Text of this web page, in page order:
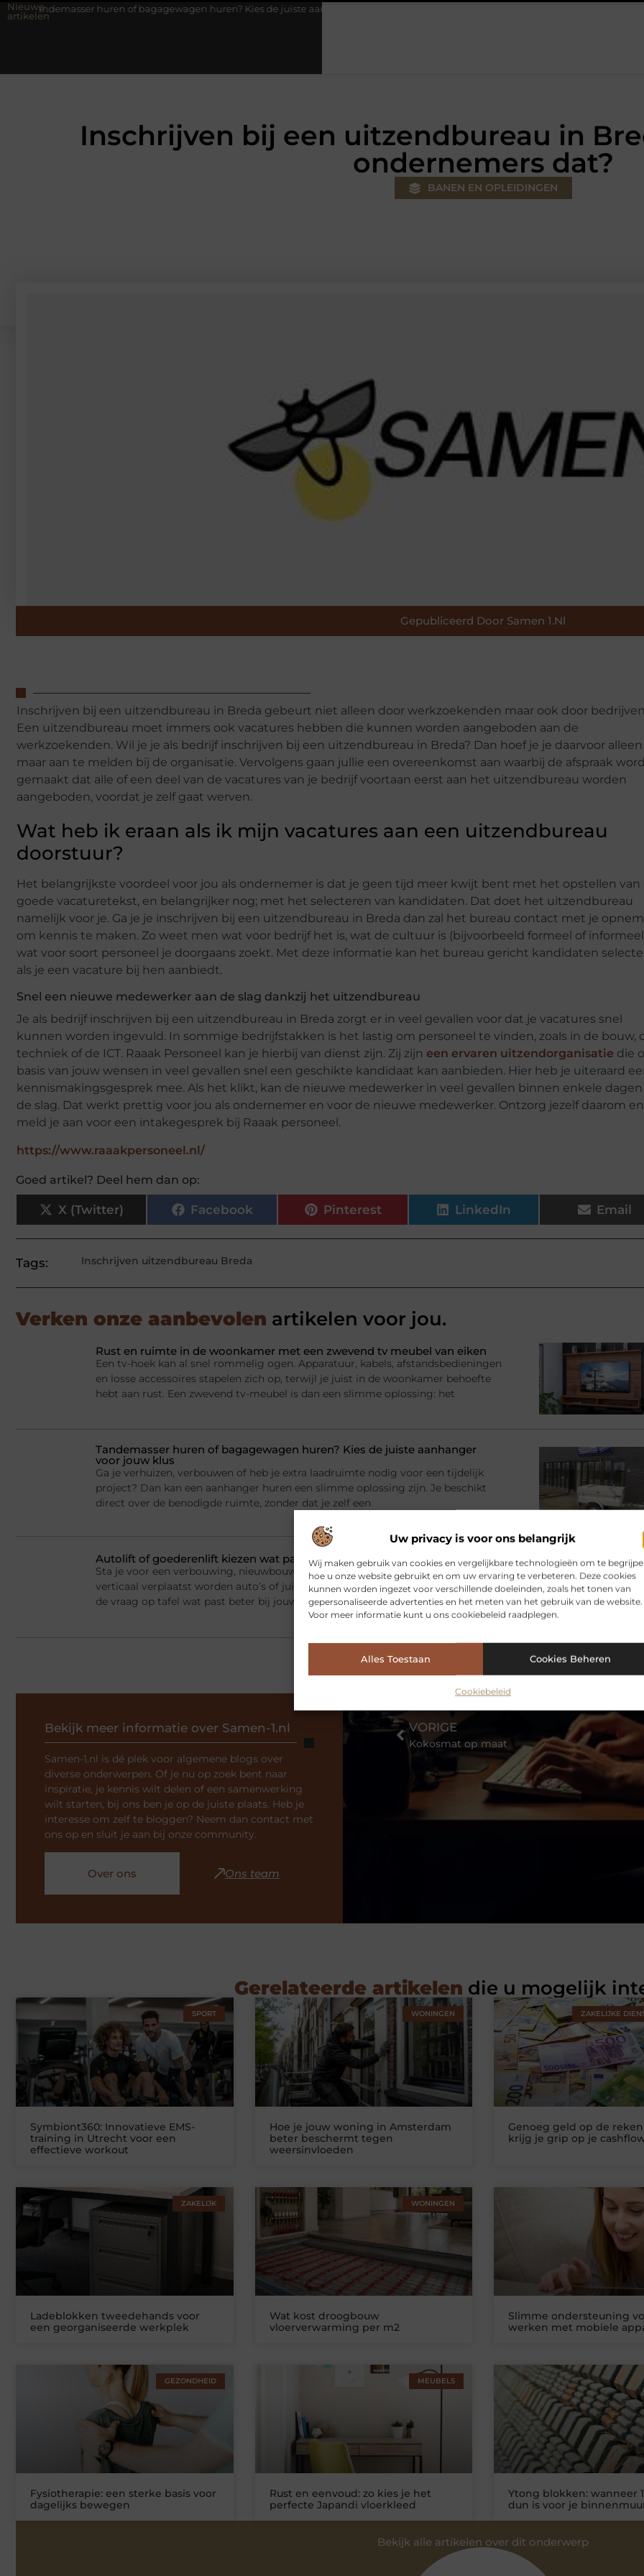
Uw privacy is voor ons belangrijk
Wij maken gebruik van cookies en vergelijkbare technologieën om te
hoe u onze website gebruikt en om uw ervaring te verbeteren. Deze cookies
kunnen worden ingezet voor verschillende doeleinden, zoals het tonen van
gepersonaliseerde advertenties en het meten van het gebruik van de website.
Voor meer informatie kunt u ons cookiebeleid raadplegen.
Alles Toestaan Cookies Beheren
Cookiebeleid
Nieuwe
artikelen
huren of bagagewagen huren? Kies de juiste aanhanger voor jouw klus
Inschrijven bij een uitzendbureau in
ondernemers dat?
BANEN EN OPLEIDINGEN
Gepubliceerd Door Samen 1.nl
Inschrijven bij een uitzendbureau in Breda gebeurt niet alleen door werkzoekenden maar ook door
Een uitzendbureau moet immers ook vacatures hebben die kunnen worden aangeboden aan de
werkzoekenden. Wil je je als bedrijf inschrijven bij een uitzendbureau in Breda? Dan hoef je je daarvoor alleen
maar aan te melden bij de organisatie. Vervolgens gaan jullie een overeenkomst aan waarbij de afspraak
gemaakt dat alle of een deel van de vacatures van je bedrijf voortaan eerst aan het uitzendbureau worden
aangeboden, voordat je zelf gaat werven.
Wat heb ik eraan als ik mijn vacatures aan een uitzendbureau
doorstuur?
Het belangrijkste voordeel voor jou als ondernemer is dat je geen tijd meer kwijt bent met het opstellen van
goede vacaturetekst, en belangrijker nog; met het selecteren van kandidaten. Dat doet het uitzendbureau
namelijk voor je. Ga je je inschrijven bij een uitzendbureau in Breda dan zal het bureau contact met je
om kennis te maken. Zo weet men wat voor bedrijf het is, wat de cultuur is (bijvoorbeeld formeel of
wat voor soort personeel je doorgaans zoekt. Met deze informatie kan het bureau gericht kandidaten
als je een vacature bij hen aanbiedt.
Snel een nieuwe medewerker aan de slag dankzij het uitzendbureau
Je als bedrijf inschrijven bij een uitzendbureau in Breda zorgt er in veel gevallen voor dat je vacatures snel
kunnen worden ingevuld. In sommige bedrijfstakken is het lastig om personeel te vinden, zoals in de bouw,
techniek of de ICT. Raaak Personeel kan je hierbij van dienst zijn. Zij zijn een ervaren uitzendorganisatie die
basis van jouw wensen in veel gevallen snel een geschikte kandidaat kan aanbieden. Hier heb je uiteraard
kennismakingsgesprek mee. Als het klikt, kan de nieuwe medewerker in veel gevallen binnen enkele dagen
de slag. Dat werkt prettig voor jou als ondernemer en voor de nieuwe medewerker. Ontzorg jezelf daarom en
meld je aan voor een intakegesprek bij Raaak personeel.
https://www.raaakpersoneel.nl/
Goed artikel? Deel hem dan op:
X (Twitter) Facebook Pinterest LinkedIn Email
Tags: Inschrijven uitzendbureau Breda
Verken onze aanbevolen artikelen voor jou.
Rust en ruimte in de woonkamer met een zwevend tv meubel van eiken
Een tv-hoek kan al snel rommelig ogen. Apparatuur, kabels, afstandsbedieningen
en losse accessoires stapelen zich op, terwijl je juist in de woonkamer behoefte
hebt aan rust. Een zwevend tv-meubel is dan een slimme oplossing: het
Tandemasser huren of bagagewagen huren? Kies de juiste aanhanger
voor jouw klus
Ga je verhuizen, verbouwen of heb je extra laadruimte nodig voor een tijdelijk
project? Dan kan een aanhanger huren een slimme oplossing zijn. Je beschikt
direct over de benodigde ruimte, zonder dat je zelf een
Autolift of goederenlift kiezen wat past bij jouw gebouw en gebruik
Sta je voor een verbouwing, nieuwbouw of herinrichting en moet er iets
verticaal verplaatst worden auto’s of juist vracht en materialen Dan komt al snel
de vraag op tafel wat past beter bij jouw situatie
Bekijk meer informatie over Samen-1.nl
Samen-1.nl is dé plek voor algemene blogs over
diverse onderwerpen. Of je nu op zoek bent naar
inspiratie, je kennis wilt delen of een samenwerking
wilt starten, bij ons ben je op de juiste plaats. Heb je
interesse om zelf te bloggen? Neem dan contact met
ons op en sluit je aan bij onze community.
Over ons Ons team
VORIGE
Kokosmat op maat
Gerelateerde artikelen die u mogelijk
SPORT
Symbiont360: Innovatieve EMS-
training in Utrecht voor een
effectieve workout
WONINGEN
Hoe je jouw woning in Amsterdam
beter beschermt tegen
weersinvloeden
ZAKELIJKE
Genoeg geld op de
krijg je grip op je
ZAKELIJK
Ladeblokken tweedehands voor
een georganiseerde werkplek
WONINGEN
Wat kost droogbouw
vloerverwarming per m2
Slimme ondersteuning
werken met mobiele
GEZONDHEID
Fysiotherapie: een sterke basis voor
dagelijks bewegen
MEUBELS
Rust en eenvoud: zo kies je het
perfecte Japandi vloerkleed
Ytong blokken: wanneer
dun is voor je
Bekijk alle artikelen over dit onderwerp